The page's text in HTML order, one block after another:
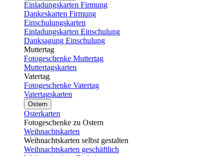
Einladungskarten Firmung
Dankeskarten Firmung
Einschulungskarten
Einladungskarten Einschulung
Danksagung Einschulung
Muttertag
Fotogeschenke Muttertag
Muttertagskarten
Vatertag
Fotogeschenke Vatertag
Vatertagskarten
Ostern
Osterkarten
Fotogeschenke zu Ostern
Weihnachtskarten
Weihnachtskarten selbst gestalten
Weihnachtskarten geschäftlich